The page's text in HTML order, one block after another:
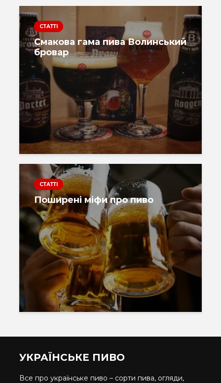
СТАТТІ
Смакова гама пива Волинський
бровар
СТАТТІ
Поширені міфи про пиво
УКРАЇНСЬКЕ ПИВО
Все про українське пиво – сорти пива, огляди,